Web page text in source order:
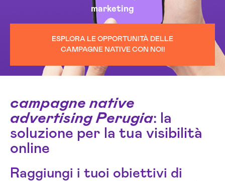
marketing
ESPLORA LE OPPORTUNITÀ DELLE
CAMPAGNE NATIVE CON NOI!
campagne native
advertising Perugia: la
soluzione per la tua visibilità
online
Raggiungi i tuoi obiettivi di